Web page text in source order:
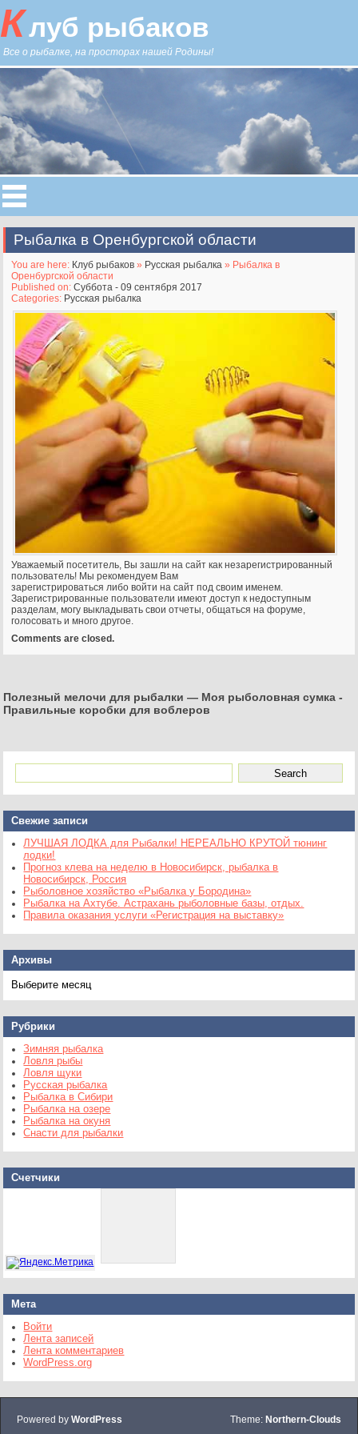
Клуб рыбаков
Все о рыбалке, на просторах нашей Родины!
Рыбалка в Оренбургской области
You are here: Клуб рыбаков » Русская рыбалка » Рыбалка в
Оренбургской области
Published on:Суббота - 09 сентября 2017
Categories: Русская рыбалка
Уважаемый посетитель, Вы зашли на сайт как незарегистрированный
пользователь! Мы рекомендуем Вам
зарегистрироваться либо войти на сайт под своим именем.
Зарегистрированные пользователи имеют доступ к недоступным
разделам, могу выкладывать свои отчеты, общаться на форуме,
голосовать и много другое.
Comments are closed.
Полезный мелочи для рыбалки — Моя рыболовная сумка -
Правильные коробки для воблеров
Свежие записи
ЛУЧШАЯ ЛОДКА для Рыбалки! НЕРЕАЛЬНО КРУТОЙ тюнинг
лодки!
Прогноз клева на неделю в Новосибирск, рыбалка в
Новосибирск, Россия
Рыболовное хозяйство «Рыбалка у Бородина»
Рыбалка на Ахтубе. Астрахань рыболовные базы, отдых.
Правила оказания услуги «Регистрация на выставку»
Архивы
Архивы
Рубрики
Зимняя рыбалка
Ловля рыбы
Ловля щуки
Русская рыбалка
Рыбалка в Сибири
Рыбалка на озере
Рыбалка на окуня
Снасти для рыбалки
Счетчики
Мета
Войти
Лента записей
Лента комментариев
WordPress.org
Theme: Northern-Clouds
Powered by WordPress